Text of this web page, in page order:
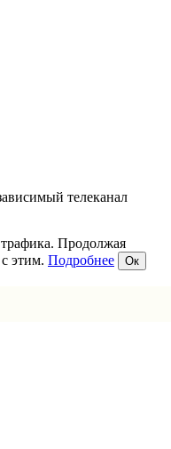
телеканал
Продолжая
этим. Подробнее Ок